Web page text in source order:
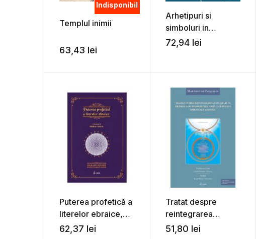
Indisponibil
Templul inimii
63,43 lei
Arhetipuri si
simboluri in
masonerie – Ioan
72,94 lei
Puterea profetică a
literelor ebraice,
vol. 1 – Naran
62,37 lei
Tratat despre
reintegrarea
ființelor în primele
51,80 lei